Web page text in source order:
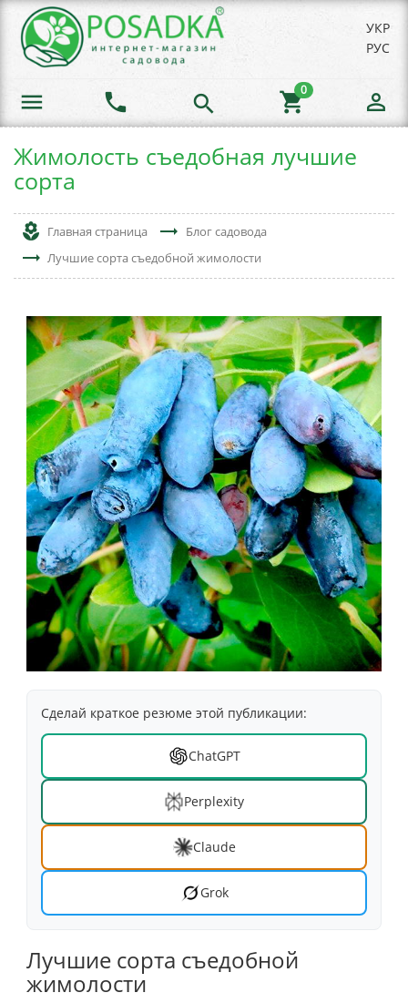
УКР
РУС
menu phone search shopping_cart
0 person_outline
Жимолость съедобная лучшие
сорта
local_florist Главная страница trending_flat Блог садовода
trending_flat Лучшие сорта съедобной жимолости
Сделай краткое резюме этой публикации:
ChatGPT
Perplexity
Claude
Grok
Лучшие сорта съедобной
жимолости